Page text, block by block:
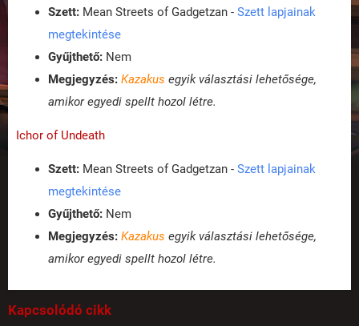
Szett: Mean Streets of Gadgetzan - Szett lapjainak
megtekintése
Gyűjthető: Nem
Megjegyzés: Kazakus egyik választási lehetősége,
amikor egyedi spellt hozol létre.
Ichor of Undeath
Szett: Mean Streets of Gadgetzan - Szett lapjainak
megtekintése
Gyűjthető: Nem
Megjegyzés: Kazakus egyik választási lehetősége,
amikor egyedi spellt hozol létre.
Kapcsolódó cikk